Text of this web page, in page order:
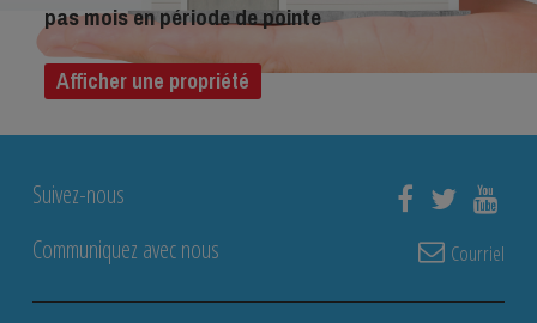
pas mois en période de pointe
Afficher une propriété
Suivez-nous
Communiquez avec nous
Courriel